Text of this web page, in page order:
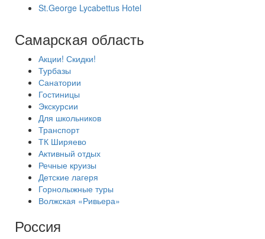
St.George Lycabettus Hotel
Самарская область
Акции! Скидки!
Турбазы
Санатории
Гостиницы
Экскурсии
Для школьников
Транспорт
ТК Ширяево
Активный отдых
Речные круизы
Детские лагеря
Горнолыжные туры
Волжская «Ривьера»
Россия